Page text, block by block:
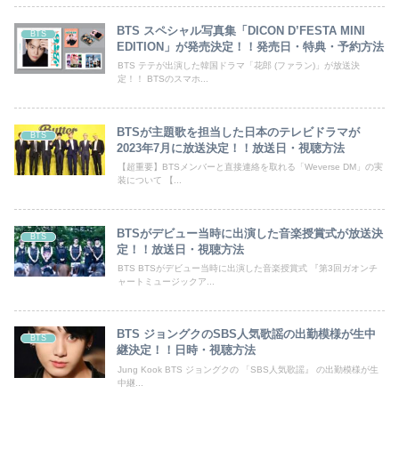
BTS
BTS スペシャル写真集「DICON D’FESTA MINI
EDITION」が発売決定！！発売日・特典・予約方法
BTS テテが出演した韓国ドラマ「花郎 (ファラン)」が放送決
定！！ BTSのスマホ...
BTS
BTSが主題歌を担当した日本のテレビドラマが
2023年7月に放送決定！！放送日・視聴方法
【超重要】BTSメンバーと直接連絡を取れる「Weverse DM」の実
装について 【...
BTS
BTSがデビュー当時に出演した音楽授賞式が放送決
定！！放送日・視聴方法
BTS BTSがデビュー当時に出演した音楽授賞式 『第3回ガオンチ
ャートミュージックア...
BTS
BTS ジョングクのSBS人気歌謡の出勤模様が生中
継決定！！日時・視聴方法
Jung Kook BTS ジョングクの 「SBS人気歌謡』 の出勤模様が生
中継...